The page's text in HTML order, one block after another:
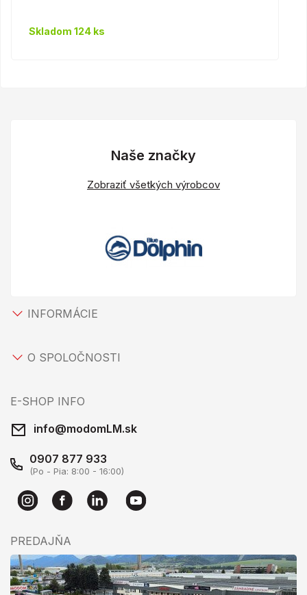
Skladom 124 ks
Naše značky
Zobraziť všetkých výrobcov
INFORMÁCIE
O SPOLOČNOSTI
E-SHOP INFO
info@modomLM.sk
0907 877 933
(Po - Pia: 8:00 - 16:00)
PREDAJŇA